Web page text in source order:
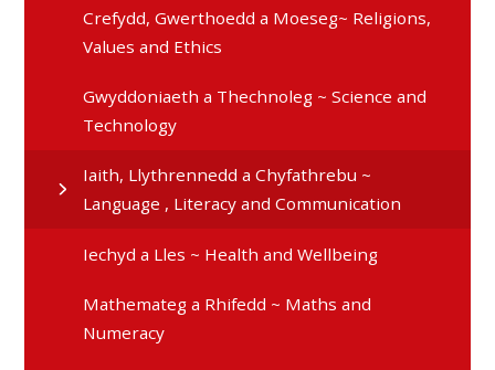
Crefydd, Gwerthoedd a Moeseg~ Religions,
Values and Ethics
Gwyddoniaeth a Thechnoleg ~ Science and
Technology
Iaith, Llythrennedd a Chyfathrebu ~
Language , Literacy and Communication
Iechyd a Lles ~ Health and Wellbeing
Mathemateg a Rhifedd ~ Maths and
Numeracy